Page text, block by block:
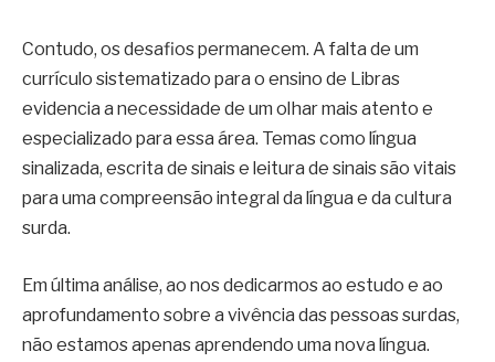
Contudo, os desafios permanecem. A falta de um
currículo sistematizado para o ensino de Libras
evidencia a necessidade de um olhar mais atento e
especializado para essa área. Temas como língua
sinalizada, escrita de sinais e leitura de sinais são vitais
para uma compreensão integral da língua e da cultura
surda.
Em última análise, ao nos dedicarmos ao estudo e ao
aprofundamento sobre a vivência das pessoas surdas,
não estamos apenas aprendendo uma nova língua.